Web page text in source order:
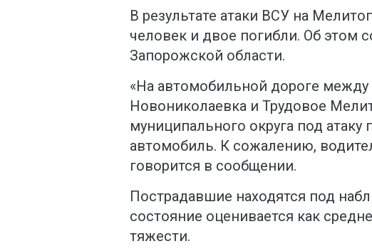
В результате атаки ВСУ на
человек и двое погибли. Об этом
Запорожской области.
«На автомобильной дороге
Новониколаевка и Трудовое
муниципального округа под атаку
автомобиль. К сожалению,
говорится в сообщении.
Пострадавшие находятся под
состояние оценивается как
тяжести.